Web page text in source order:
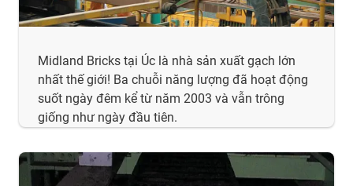
Midland Bricks tại Úc là nhà sản xuất gạch lớn
nhất thế giới! Ba chuỗi năng lượng đã hoạt động
suốt ngày đêm kể từ năm 2003 và vẫn trông
giống như ngày đầu tiên.